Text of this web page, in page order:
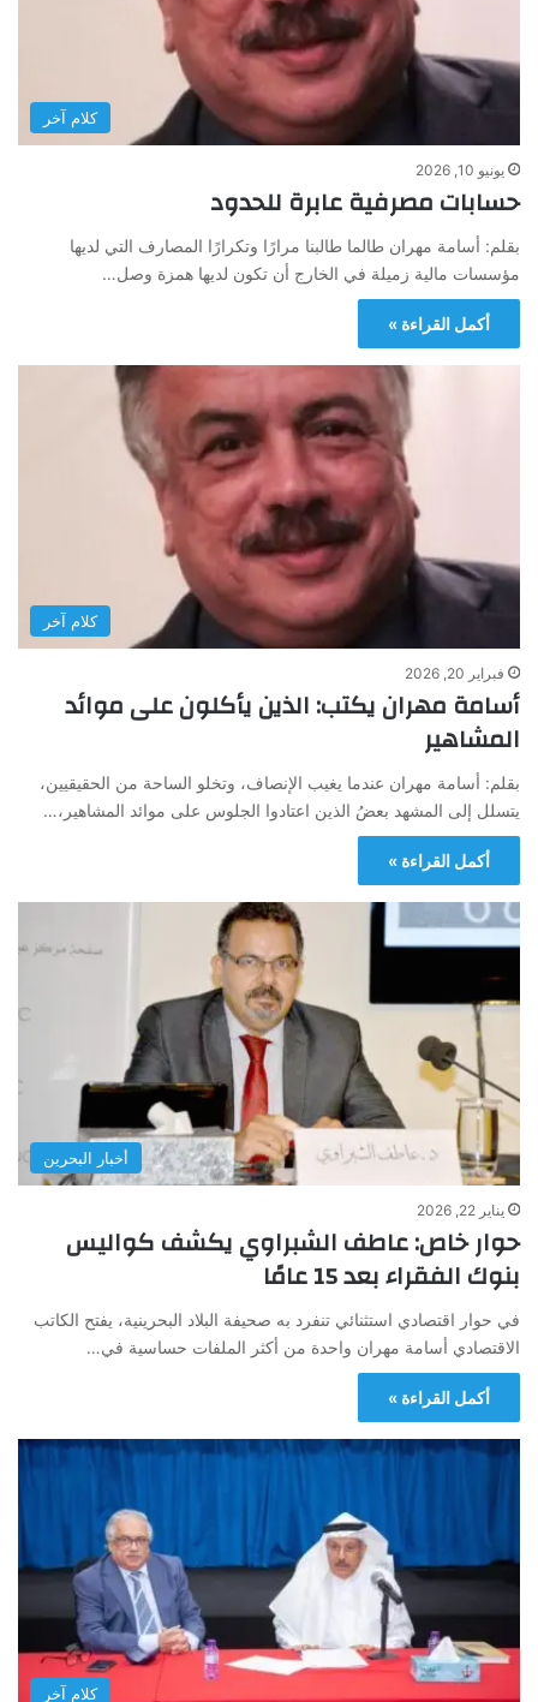
كلام آخر
يونيو 10, 2026
حسابات مصرفية عابرة للحدود
بقلم: أسامة مهران طالما طالبنا مرارًا وتكرارًا المصارف التي لديها
مؤسسات مالية زميلة في الخارج أن تكون لديها همزة وصل…
أكمل القراءة »
كلام آخر
فبراير 20, 2026
أسامة مهران يكتب: الذين يأكلون على موائد
المشاهير
بقلم: أسامة مهران عندما يغيب الإنصاف، وتخلو الساحة من الحقيقيين،
يتسلل إلى المشهد بعضُ الذين اعتادوا الجلوس على موائد المشاهير،…
أكمل القراءة »
أخبار البحرين
يناير 22, 2026
حوار خاص: عاطف الشبراوي يكشف كواليس
بنوك الفقراء بعد 15 عامًا
في حوار اقتصادي استثنائي تنفرد به صحيفة البلاد البحرينية، يفتح الكاتب
الاقتصادي أسامة مهران واحدة من أكثر الملفات حساسية في…
أكمل القراءة »
كلام آخر